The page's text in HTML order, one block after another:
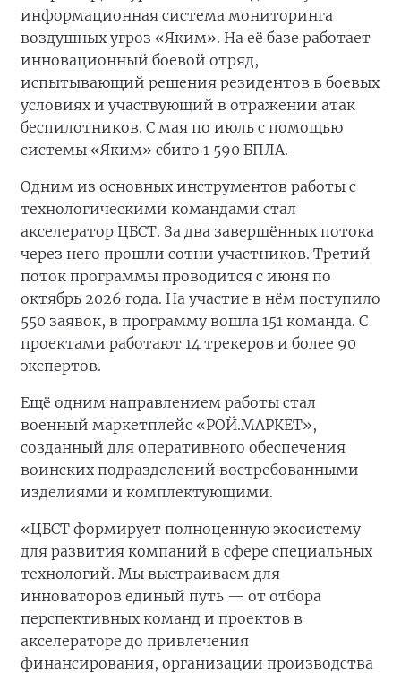
информационная система мониторинга
воздушных угроз «Яким». На её базе работает
инновационный боевой отряд,
испытывающий решения резидентов в боевых
условиях и участвующий в отражении атак
беспилотников. С мая по июль с помощью
системы «Яким» сбито 1 590 БПЛА.
Одним из основных инструментов работы с
технологическими командами стал
акселератор ЦБСТ. За два завершённых потока
через него прошли сотни участников. Третий
поток программы проводится с июня по
октябрь 2026 года. На участие в нём поступило
550 заявок, в программу вошла 151 команда. С
проектами работают 14 трекеров и более 90
экспертов.
Ещё одним направлением работы стал
военный маркетплейс «РОЙ.МАРКЕТ»,
созданный для оперативного обеспечения
воинских подразделений востребованными
изделиями и комплектующими.
«ЦБСТ формирует полноценную экосистему
для развития компаний в сфере специальных
технологий. Мы выстраиваем для
инноваторов единый путь — от отбора
перспективных команд и проектов в
акселераторе до привлечения
финансирования, организации производства